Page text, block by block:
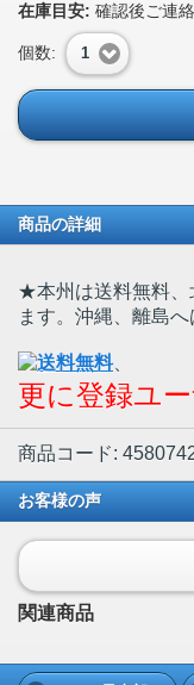
在庫目安: 確認後ご連絡
個数: 1
商品の詳細
★本州は送料無料、
ます。沖縄、離島
、
更に登録ユ
商品コード:
お客様の声
関連商品